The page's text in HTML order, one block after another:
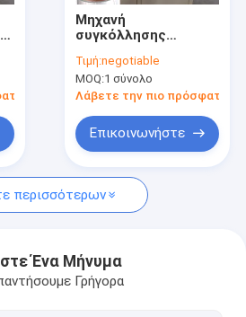
βερνίκων
τιμή
Μηχανή
συγκόλλησης
επαγωγής 10KW
380V
Τιμή:negotiable
MOQ:1 σύνολο
Λάβετε την πιο πρόσφατη
Επικοινωνήστε
περισσότερων
Ένα Μήνυμα
Γρήγορα